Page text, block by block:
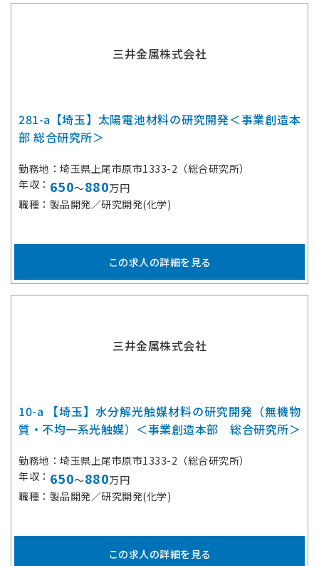
三井金属株式会社
281-a【埼玉】太陽電池材料の研究開発＜事業創造本
部 総合研究所＞
勤務地
埼玉県上尾市原市1333-2（総合研究所）
年収
650～880万円
職種
製品開発／研究開発(化学)
この求人の詳細を見る
三井金属株式会社
10-a 【埼玉】水分解光触媒材料の研究開発（無機物
質・不均一系光触媒）＜事業創造本部 総合研究所＞
勤務地
埼玉県上尾市原市1333-2（総合研究所）
年収
650～880万円
職種
製品開発／研究開発(化学)
この求人の詳細を見る